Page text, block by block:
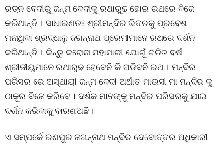
ରତ୍ନ ବେଦୀରୁ ଜନ୍ମ ବେଦୀକୁ ରଥାରୁଢ ହୋଇ ରଥରେ ବିଜେ
କରିଥାନ୍ତି । ସାଧାରଣତଃ ଶ୍ରୀମନ୍ଦିର ଭିତରକୁ ପ୍ରବେଶ
ମନାଥିବା ଶ୍ରଦ୍ଧାଳୁ ଜଗନ୍ନାଥ ପ୍ରେମୀମାନେ ରଥରେ ଦର୍ଶନ
କରିଥାନ୍ତି । କିନ୍ତୁ କରୋନା ମହାମାରୀ ଯୋଗୁଁ ଚଳିତ ବର୍ଷ
ଶ୍ରୀଜୀୟୁମାନେ ରଥାରୁଢ ହେବେନି କି ଗଡିବନି ରଥ । ମନ୍ଦିର
ପରିସର ରେ ଅସ୍ଥାୟୀ ଜନ୍ମ ବେଦୀ ଅର୍ଥାତ ମାଉସୀ ମା ମନ୍ଦିର କୁ
ଠାକୁର ବିଜେ କରିବେ । ଦର୍ଶକ ମାନଙ୍କୁ ମନ୍ଦିର ପରିସରକୁ ଯାଇ
ଦର୍ଶନ କରିବାକୁ ବାରଣଅଛି ।
ଏ ସମ୍ପର୍କେ ରଣପୁର ଜଗନ୍ନାଥ ମନ୍ଦିର ଦେବୋତ୍ତର ଅଧିକାରୀ